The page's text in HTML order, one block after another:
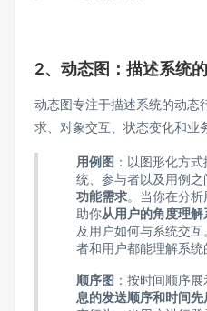
2、动态图：描述系统
动态图专注于描述系统的动态
求、对象交互、状态变化和业
用例图 ：以图形化方
统、参与者以及用例之
功能需求。当你在分析
助你从用户的角度理
及用户如何与系统交
者和用户都能理解系统
顺序图 ：按时间顺序
息的发送顺序和时间先